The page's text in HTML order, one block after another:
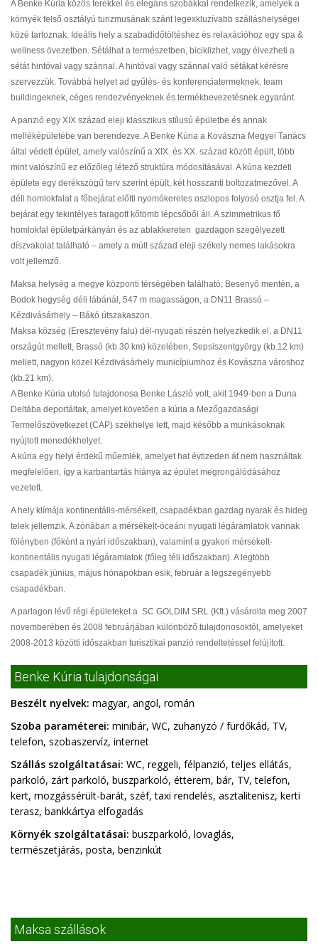
A Benke Kúria közös terekkel és elegáns szobákkal rendelkezik, amelyek a
környék felső osztályú turizmusának szánt legexkluzívabb szálláshelységei
közé tartoznak. Ideális hely a szabadidőtöltéshez és relaxációhoz egy spa &
wellness övezetben. Sétálhat a természetben, biciklizhet, vagy élvezheti a
sétát hintóval vagy szánnal. A hintóval vagy szánnal való sétákat kérésre
szervezzük. Továbbá helyet ad gyűlés- és konferenciatermeknek, team
buildingeknek, céges rendezvényeknek és termékbevezetésnek egyaránt.
A panzió egy XIX század eleji klasszikus stílusú épületbe és annak
melléképületébe van berendezve. A Benke Kúria a Kovászna Megyei Tanács
által védett épület, amely valószínű a XIX. és XX. század között épült, több
mint valószínű ez előzőleg létező struktúra módosításával. A kúria kezdeti
épülete egy derékszögű terv szerint épült, két hosszanti boltozatmezővel. A
déli homlokfalat a főbejárat előtti nyomókeretes oszlopos folyosó osztja fel. A
bejárat egy tekintélyes faragott kőtömb lépcsőből áll. A szimmetrikus fő
homlokfal épületpárkányán és az ablakkereten gazdagon szegélyezett
díszvakolat található – amely a múlt század eleji székely nemes lakásokra
volt jellemző.
Maksa helység a megye központi térségében található, Besenyő mentén, a
Bodok hegység déli lábánál, 547 m magasságon, a DN11 Brassó –
Kézdivásárhely – Bákó útszakaszon.
Maksa község (Eresztevény falu) dél-nyugati részén helyezkedik el, a DN11
országút mellett, Brassó (kb.30 km) közelében, Sepsiszentgyörgy (kb.12 km)
mellett, nagyon közel Kézdivásárhely municípiumhoz és Kovászna városhoz
(kb.21 km).
A Benke Kúria utolsó tulajdonosa Benke László volt, akit 1949-ben a Duna
Deltába deportáltak, amelyet követően a kúria a Mezőgazdasági
Termelőszövetkezet (CAP) székhelye lett, majd később a munkásoknak
nyújtott menedékhelyet.
A kúria egy helyi érdekű műemlék, amelyet hat évtizeden át nem használtak
megfelelően, így a karbantartás hiánya az épület megrongálódásához
vezetett.
A hely klímája kontinentális-mérsékelt, csapadékban gazdag nyarak és hideg
telek jellemzik. A zónában a mérsékelt-óceáni nyugati légáramlatok vannak
fölényben (főként a nyári időszakban), valamint a gyakori mérsékelt-
kontinentális nyugati légáramlatok (főleg téli időszakban). A legtöbb
csapadék június, május hónapokban esik, február a legszegényebb
csapadékban.
A parlagon lévő régi épületeket a SC GOLDIM SRL (Kft.) vásárolta meg 2007
novemberében és 2008 februárjában különböző tulajdonosoktól, amelyeket
2008-2013 közötti időszakban turisztikai panzió rendeltetéssel felújított.
Benke Kúria tulajdonságai
Beszélt nyelvek: magyar, angol, román
Szoba paraméterei: minibár, WC, zuhanyzó / fürdőkád, TV,
telefon, szobaszervíz, internet
Szállás szolgáltatásai: WC, reggeli, félpanzió, teljes ellátás,
parkoló, zárt parkoló, buszparkoló, étterem, bár, TV, telefon,
kert, mozgássérült-barát, széf, taxi rendelés, asztalitenisz, kerti
terasz, bankkártya elfogadás
Környék szolgáltatásai: buszparkoló, lovaglás,
természetjárás, posta, benzinkút
Maksa szállások